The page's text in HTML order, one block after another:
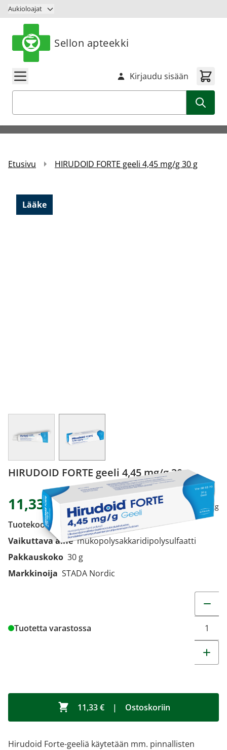
Siirry sisältöön
Aukioloajat
Sellon apteekki
Kirjaudu sisään
Etusivu HIRUDOID FORTE geeli 4,45 mg/g 30 g
Lääke
HIRUDOID FORTE geeli 4,45 mg/g 30 g
11,33 € 377,67 € / kg
Tuotekoodi
098370
Vaikuttava aine mukopolysakkaridipolysulfaatti
Pakkauskoko 30 g
Markkinoija STADA Nordic
Tuotetta varastossa
11,33 € | Ostoskoriin
Hirudoid Forte-geeliä käytetään mm. pinnallisten